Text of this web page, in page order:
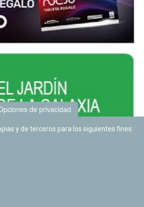
de privacidad
y de terceros para los siguientes fines: